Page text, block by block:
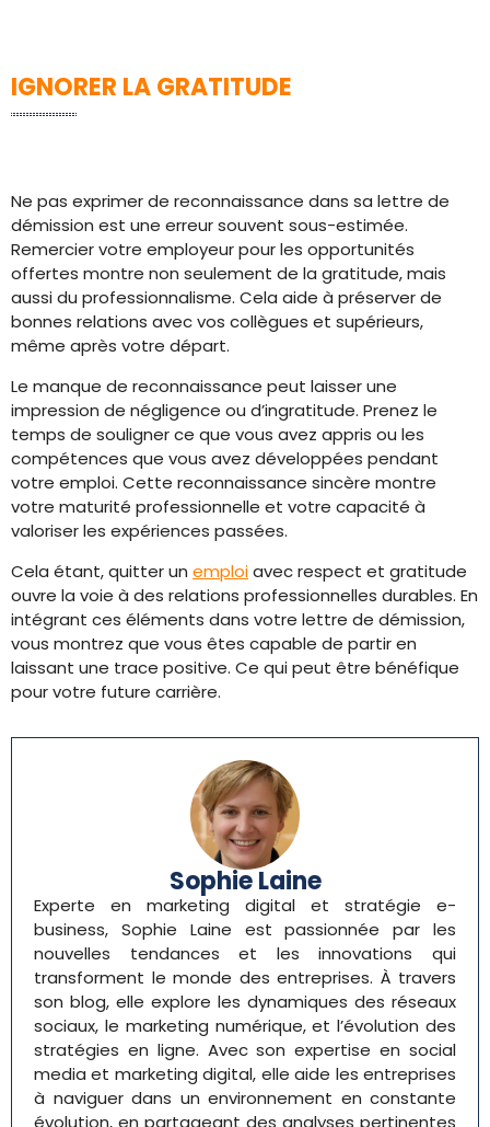
IGNORER LA GRATITUDE
Ne pas exprimer de reconnaissance dans sa lettre de
démission est une erreur souvent sous-estimée.
Remercier votre employeur pour les opportunités
offertes montre non seulement de la gratitude, mais
aussi du professionnalisme. Cela aide à préserver de
bonnes relations avec vos collègues et supérieurs,
même après votre départ.
Le manque de reconnaissance peut laisser une
impression de négligence ou d’ingratitude. Prenez le
temps de souligner ce que vous avez appris ou les
compétences que vous avez développées pendant
votre emploi. Cette reconnaissance sincère montre
votre maturité professionnelle et votre capacité à
valoriser les expériences passées.
Cela étant, quitter un emploiavec respect et gratitude
ouvre la voie à des relations professionnelles durables. En
intégrant ces éléments dans votre lettre de démission,
vous montrez que vous êtes capable de partir en
laissant une trace positive. Ce qui peut être bénéfique
pour votre future carrière.
Sophie Laine
Experte en marketing digital et stratégie e-
business, Sophie Laine est passionnée par les
nouvelles tendances et les innovations qui
transforment le monde des entreprises. À travers
son blog, elle explore les dynamiques des réseaux
sociaux, le marketing numérique, et l’évolution des
stratégies en ligne. Avec son expertise en social
media et marketing digital, elle aide les entreprises
à naviguer dans un environnement en constante
évolution, en partageant des analyses pertinentes